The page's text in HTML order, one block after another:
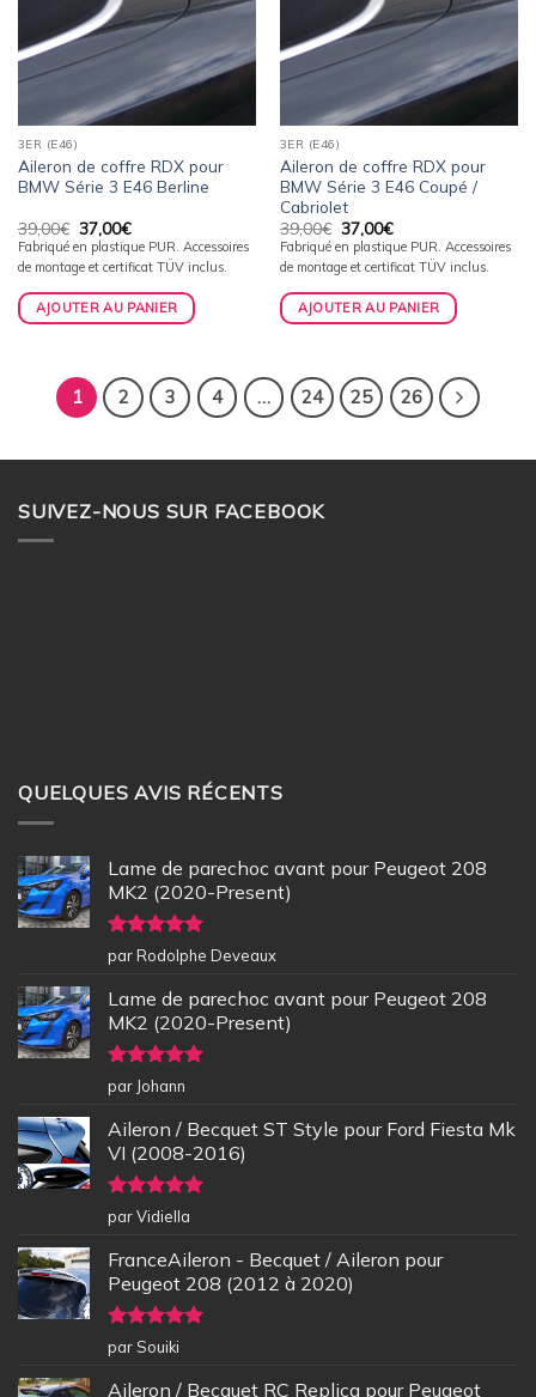
3ER (E46)
Aileron de coffre RDX pour
BMW Série 3 E46 Berline
39,00€ Le
prix
initial
était :
39,00€.
37,00€Le
prix
actuel
est :
37,00€.
Fabriqué en plastique PUR. Accessoires
de montage et certificat TÜV inclus.
AJOUTER AU PANIER
3ER (E46)
Aileron de coffre RDX pour
BMW Série 3 E46 Coupé /
Cabriolet
39,00€ Le
prix
initial
était :
39,00€.
37,00€Le
prix
actuel
est :
37,00€.
Fabriqué en plastique PUR. Accessoires
de montage et certificat TÜV inclus.
AJOUTER AU PANIER
1 2 3 4 … 24 25 26
SUIVEZ-NOUS SUR FACEBOOK
QUELQUES AVIS RÉCENTS
Lame de parechoc avant pour Peugeot 208
MK2 (2020-Present)
Note5sur
5
par Rodolphe Deveaux
Lame de parechoc avant pour Peugeot 208
MK2 (2020-Present)
Note5sur
5
par Johann
Aileron / Becquet ST Style pour Ford Fiesta Mk
VI (2008-2016)
Note5sur
5
par Vidiella
FranceAileron - Becquet / Aileron pour
Peugeot 208 (2012 à 2020)
Note5sur
5
par Souiki
Aileron / Becquet RC Replica pour Peugeot